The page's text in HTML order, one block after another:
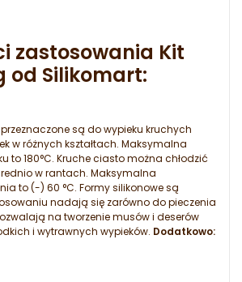
zastosowania Kit
od Silikomart:
są do wypieku kruchych
w różnych kształtach. Maksymalna
to 180°C. Kruche ciasto można chłodzić
w rantach. Maksymalna
to (-) 60 °C. Formy silikonowe są
nadają się zarówno do pieczenia
na tworzenie musów i deserów
i wytrawnych wypieków. Dodatkowo: